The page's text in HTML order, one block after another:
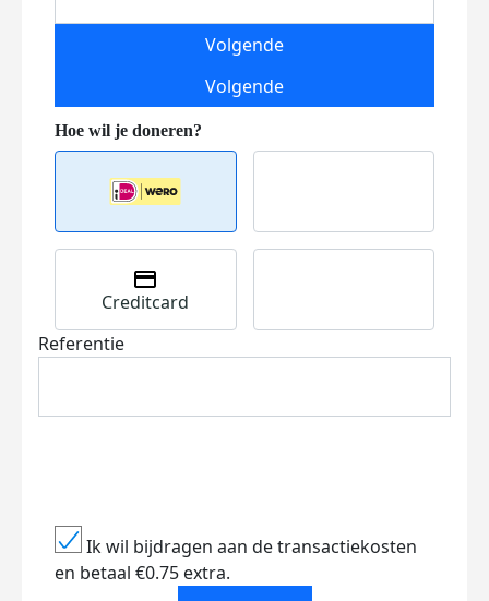
Volgende
Volgende
Creditcard
Referentie
Ik wil bijdragen aan de transactiekosten
en betaal €0.75 extra.